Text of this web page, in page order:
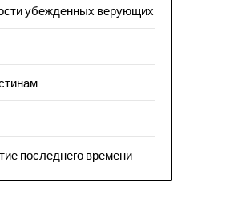
убежденных верующих
последнего времени